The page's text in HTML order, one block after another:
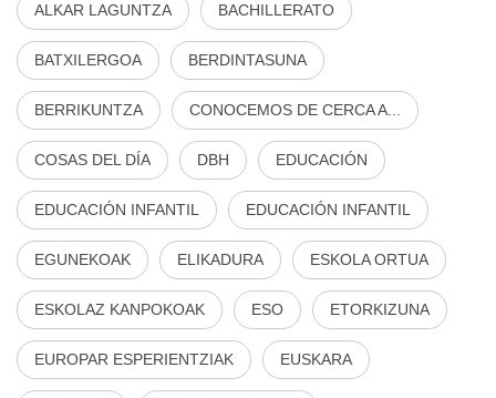
ALKAR LAGUNTZA BACHILLERATO
BATXILERGOA BERDINTASUNA
BERRIKUNTZA CONOCEMOS DE CERCA A...
COSAS DEL DÍA DBH EDUCACIÓN
EDUCACIÓN INFANTIL EDUCACIÓN INFANTIL
EGUNEKOAK ELIKADURA ESKOLA ORTUA
ESKOLAZ KANPOKOAK ESO ETORKIZUNA
EUROPAR ESPERIENTZIAK EUSKARA